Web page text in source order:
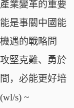
業變革的重要
是事關中國能
遇的戰略問
堅克難、勇於
，必能更好培
s) ~